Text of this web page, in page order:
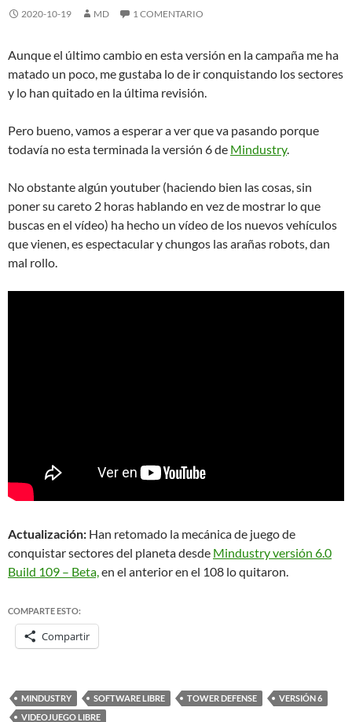
2020-10-19 MD 1 COMENTARIO
Aunque el último cambio en esta versión en la campaña me ha
matado un poco, me gustaba lo de ir conquistando los sectores
y lo han quitado en la última revisión.
Pero bueno, vamos a esperar a ver que va pasando porque
todavía no esta terminada la versión 6 de Mindustry.
No obstante algún youtuber (haciendo bien las cosas, sin
poner su careto 2 horas hablando en vez de mostrar lo que
buscas en el vídeo) ha hecho un vídeo de los nuevos vehículos
que vienen, es espectacular y chungos las arañas robots, dan
mal rollo.
Actualización: Han retomado la mecánica de juego de
conquistar sectores del planeta desde Mindustry versión 6.0
Build 109 – Beta,en el anterior en el 108 lo quitaron.
COMPARTE ESTO:
Compartir
MINDUSTRY SOFTWARE LIBRE TOWER DEFENSE
VERSIÓN 6
VIDEOJUEGO LIBRE